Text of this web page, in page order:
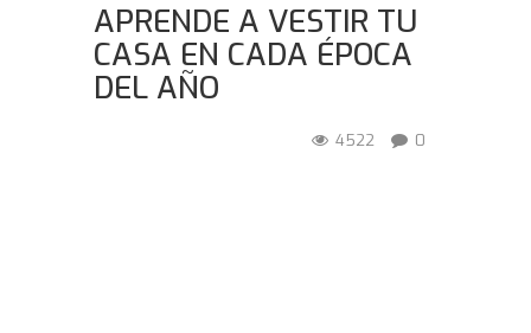
APRENDE A VESTIR TU
CASA EN CADA ÉPOCA
DEL AÑO
4522 0